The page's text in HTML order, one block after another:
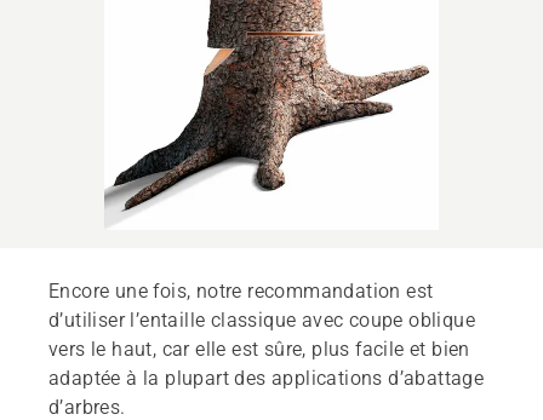
Encore une fois, notre recommandation est
d’utiliser l’entaille classique avec coupe oblique
vers le haut, car elle est sûre, plus facile et bien
adaptée à la plupart des applications d’abattage
d’arbres.